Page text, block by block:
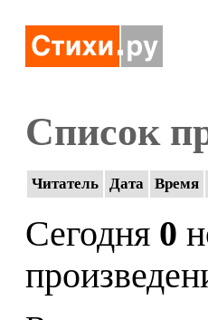
Список
Читатель Дата Время
Сегодня 0